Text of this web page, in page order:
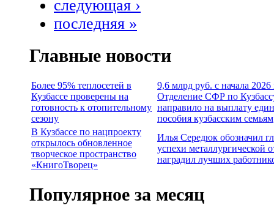
следующая ›
последняя »
Главные новости
Более 95% теплосетей в
Кузбассе проверены на
готовность к отопительному
сезону
9,6 млрд руб. с начала 2026
Отделение СФР по
направило на выплату
пособия кузбасским семьям
В Кузбассе по нацпроекту
открылось обновленное
творческое пространство
«КнигоТворец»
Илья Середюк обозначил
успехи металлургической
наградил лучших
Популярное за месяц